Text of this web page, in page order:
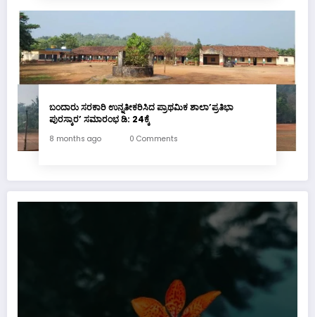
ಬಂದಾರು ಸರಕಾರಿ ಉನ್ನತೀಕರಿಸಿದ ಪ್ರಾಥಮಿಕ ಶಾಲಾ’ಪ್ರತಿಭಾ
ಪುರಸ್ಕಾರ’ ಸಮಾರಂಭ ಡಿ: 24ಕ್ಕೆ
8 months ago 0 Comments